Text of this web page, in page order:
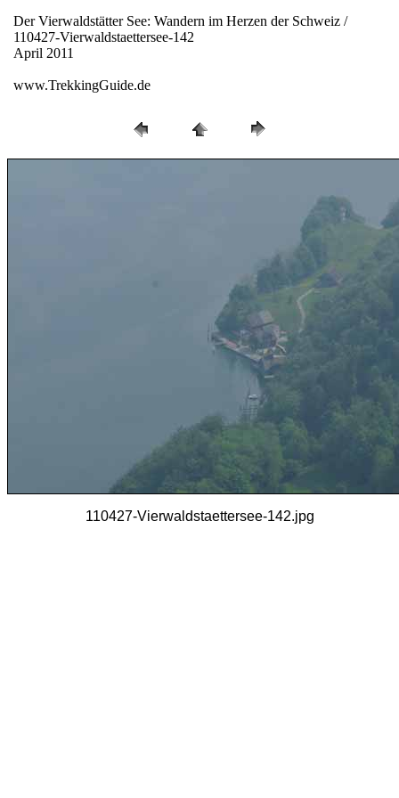
Der Vierwaldstätter See: Wandern im Herzen der Schweiz /
110427-Vierwaldstaettersee-142
April 2011
www.TrekkingGuide.de
110427-Vierwaldstaettersee-142.jpg